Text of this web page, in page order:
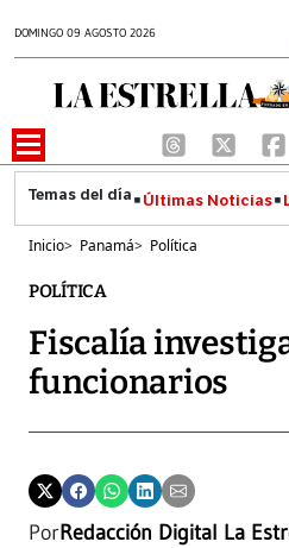
DOMINGO 09 AGOSTO 2026
Últimas Noticias
Inicio> Panamá> Política
POLÍTICA
Fiscalía
funcionarios
PorRedacción Digital La